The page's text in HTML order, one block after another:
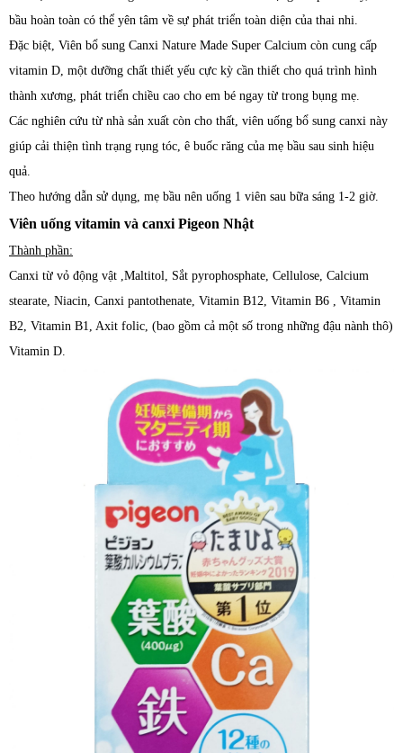
bầu hoàn toàn có thể yên tâm về sự phát triển toàn diện của thai nhi.
Đặc biệt, Viên bổ sung Canxi Nature Made Super Calcium còn cung cấp
vitamin D, một dưỡng chất thiết yếu cực kỳ cần thiết cho quá trình hình
thành xương, phát triển chiều cao cho em bé ngay từ trong bụng mẹ.
Các nghiên cứu từ nhà sản xuất còn cho thất, viên uống bổ sung canxi này
giúp cải thiện tình trạng rụng tóc, ê buốc răng của mẹ bầu sau sinh hiệu
quả.
Theo hướng dẫn sử dụng, mẹ bầu nên uống 1 viên sau bữa sáng 1-2 giờ.
Viên uống vitamin và canxi Pigeon Nhật
Thành phần:
Canxi từ vỏ động vật ,Maltitol, Sắt pyrophosphate, Cellulose, Calcium
stearate, Niacin, Canxi pantothenate, Vitamin B12, Vitamin B6 , Vitamin
B2, Vitamin B1, Axit folic, (bao gồm cả một số trong những đậu nành thô)
Vitamin D.